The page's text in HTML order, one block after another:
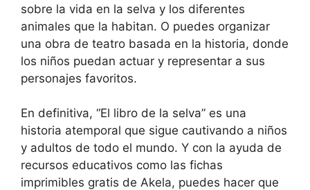
sobre la vida en la selva y los diferentes
animales que la habitan. O puedes organizar
una obra de teatro basada en la historia, donde
los niños puedan actuar y representar a sus
personajes favoritos.
En definitiva, “El libro de la selva” es una
historia atemporal que sigue cautivando a niños
y adultos de todo el mundo. Y con la ayuda de
recursos educativos como las fichas
imprimibles gratis de Akela, puedes hacer que